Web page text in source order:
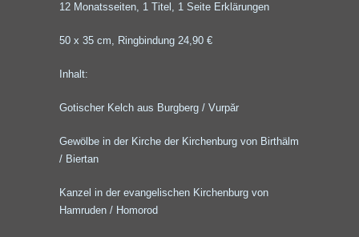
12 Monatsseiten, 1 Titel, 1 Seite Erklärungen
50 x 35 cm, Ringbindung 24,90 €
Inhalt:
Gotischer Kelch aus Burgberg / Vurpăr
Gewölbe in der Kirche der Kirchenburg von Birthälm
/ Biertan
Kanzel in der evangelischen Kirchenburg von
Hamruden / Homorod